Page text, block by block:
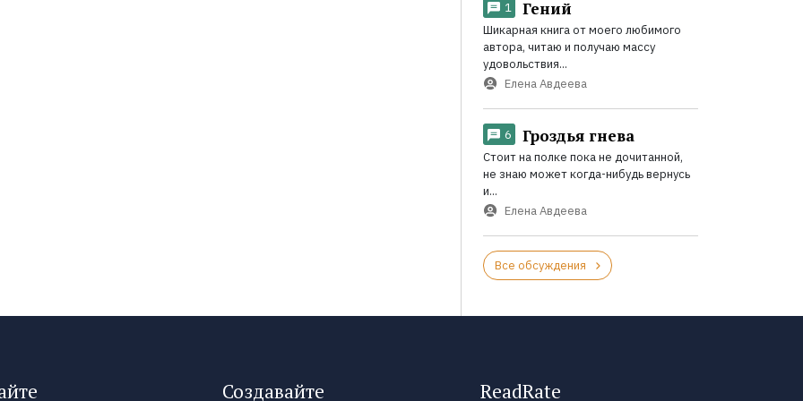
1 Гений
Шикарная книга от моего любимого
автора, читаю и получаю массу
удовольствия...
Елена Авдеева
6 Гроздья гнева
Стоит на полке пока не дочитанной,
не знаю может когда-нибудь вернусь
и...
Елена Авдеева
Все обсуждения
Создавайте ReadRate